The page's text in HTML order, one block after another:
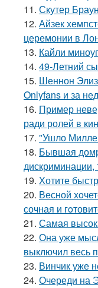
11. Скутер
12. Айзек
церемонии в
13. Кайли
14. 49-Летний
15. Шеннон
Onlyfans и за
16. Пример
ради ролей в
17. "Ушло
18. Бывшая
дискриминации,
19. Хотите
20. Весной
сочная и
21. Самая
22. Она уже
выключил весь
23. Винчик уже
24. Очереди на